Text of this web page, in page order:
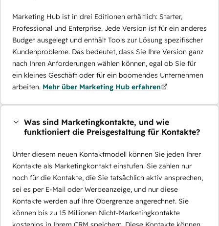
Marketing Hub ist in drei Editionen erhältlich: Starter,
Professional und Enterprise. Jede Version ist für ein anderes
Budget ausgelegt und enthält Tools zur Lösung spezifischer
Kundenprobleme. Das bedeutet, dass Sie Ihre Version ganz
nach Ihren Anforderungen wählen können, egal ob Sie für
ein kleines Geschäft oder für ein boomendes Unternehmen
arbeiten. Mehr über Marketing Hub erfahren
Was sind Marketingkontakte, und wie
funktioniert die Preisgestaltung für Kontakte?
Unter diesem neuen Kontaktmodell können Sie jeden Ihrer
Kontakte als Marketingkontakt einstufen. Sie zahlen nur
noch für die Kontakte, die Sie tatsächlich aktiv ansprechen,
sei es per E-Mail oder Werbeanzeige, und nur diese
Kontakte werden auf Ihre Obergrenze angerechnet. Sie
können bis zu 15 Millionen Nicht-Marketingkontakte